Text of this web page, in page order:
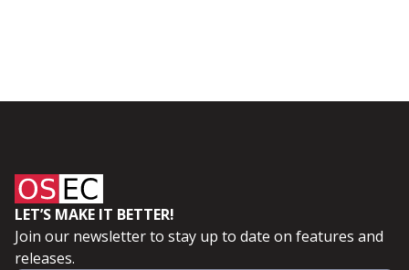
LET’S MAKE IT BETTER!
Join our newsletter to stay up to date on features and
releases.